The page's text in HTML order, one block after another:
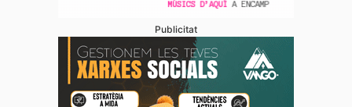
Publicitat